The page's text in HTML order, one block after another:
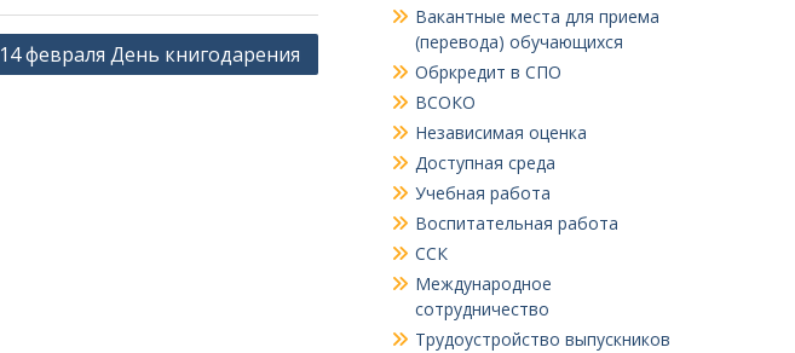
14 февраля День книгодарения
Вакантные места для приема
(перевода) обучающихся
Обркредит в СПО
ВСОКО
Независимая оценка
Доступная среда
Учебная работа
Воспитательная работа
ССК
Международное
сотрудничество
Трудоустройство выпускников